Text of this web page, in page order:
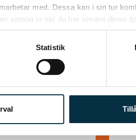
med. Dessa kan i sin tur
samlat in när du har använt deras
Statistik
har smakat den
göra dessutom. i
En